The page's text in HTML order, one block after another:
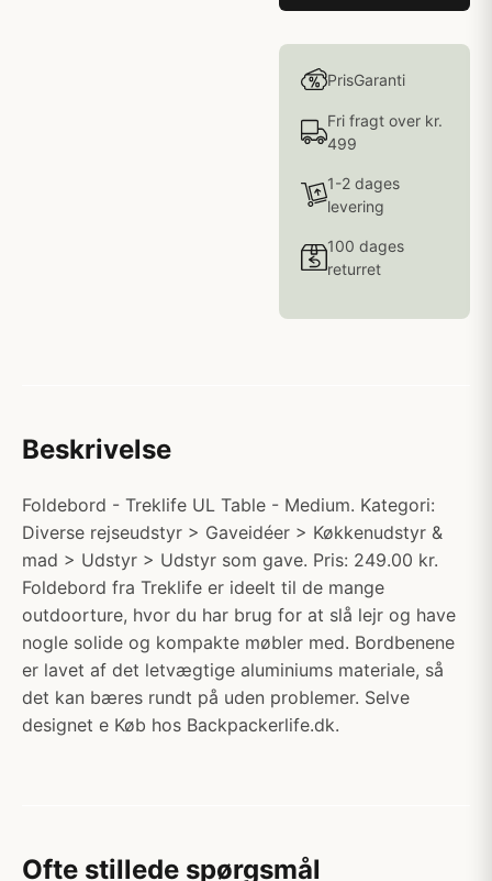
PrisGaranti
Fri fragt over kr.
499
1-2 dages
levering
100 dages
returret
Beskrivelse
Foldebord - Treklife UL Table - Medium. Kategori:
Diverse rejseudstyr > Gaveidéer > Køkkenudstyr &
mad > Udstyr > Udstyr som gave. Pris: 249.00 kr.
Foldebord fra Treklife er ideelt til de mange
outdoorture, hvor du har brug for at slå lejr og have
nogle solide og kompakte møbler med. Bordbenene
er lavet af det letvægtige aluminiums materiale, så
det kan bæres rundt på uden problemer. Selve
designet e Køb hos Backpackerlife.dk.
Ofte stillede spørgsmål